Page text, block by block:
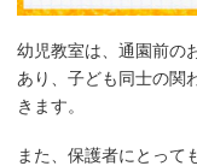
幼児教室は、通園前の
あり、子ども同士の関
きます。
また、保護者にとって